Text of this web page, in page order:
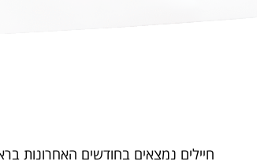
חיילים נמצאים בחודשים האחרונות